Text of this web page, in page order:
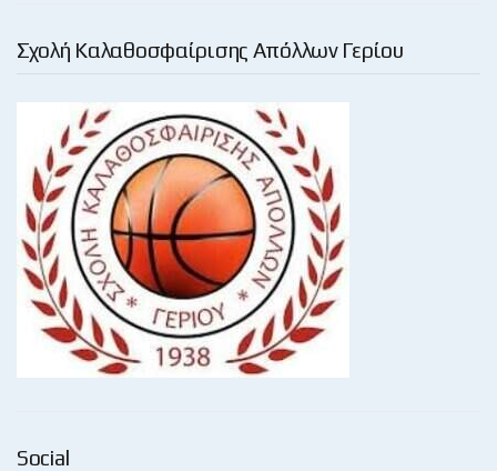
Σχολή Καλαθοσφαίρισης Απόλλων Γερίου
Social